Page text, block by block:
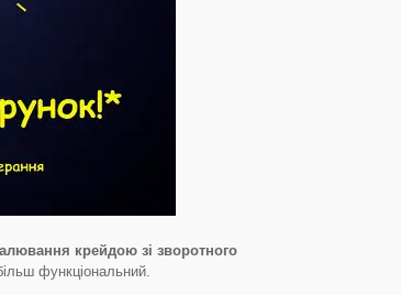
крейдою зі зворотного
функціональний.